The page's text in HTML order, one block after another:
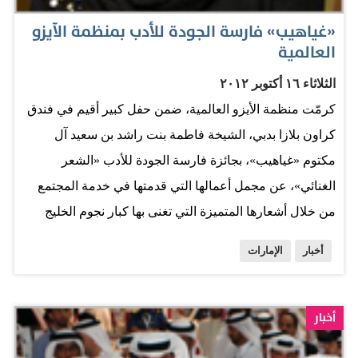
المعرفة، والتي جاءت ضمن الأوليات الاستراتيجية السبع التي
أبرزت…
«غياهيب» فارسة الجودة للأدب بمنظمة الآيزو
العالمية
الثلاثاء ١٦ أكتوبر ٢٠١٢
كرمّت منظمة الأيزو العالمية، ضمن حفل كبير أقيم في فندق
كراون بلازا بدبي، الشيخة فاطمة بنت راشد بن سعيد آل
مكتوم «غياهيب»، بجائزة فارسة الجودة للأدب «الشعر
الغنائي»، عن مجمل أعمالها التي قدمتها في خدمة المجتمع
من خلال أشعارها المتميزة التي تغنى بها كبار نجوم الخليج
بمجموعة كبيرة من قصائد الشاعرة غياهيب، جائزة فارس
الجودة عن فئة الفن والطرب العربي. أكدت الشيخة مريم بنت
أخبار الإمارات
أخبار